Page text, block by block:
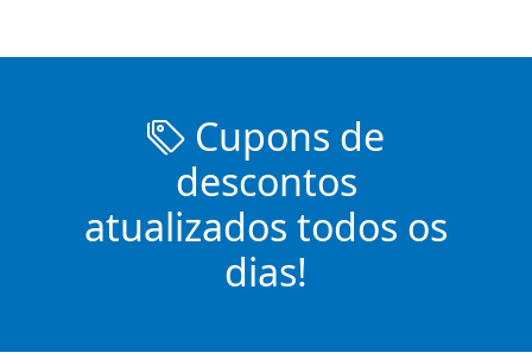
Cupons de
descontos
atualizados todos os
dias!